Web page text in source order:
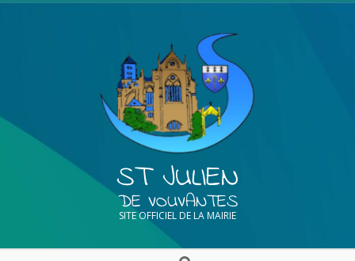
ST JULIEN
DE VOUVANTES
SITE OFFICIEL DE LA MAIRIE